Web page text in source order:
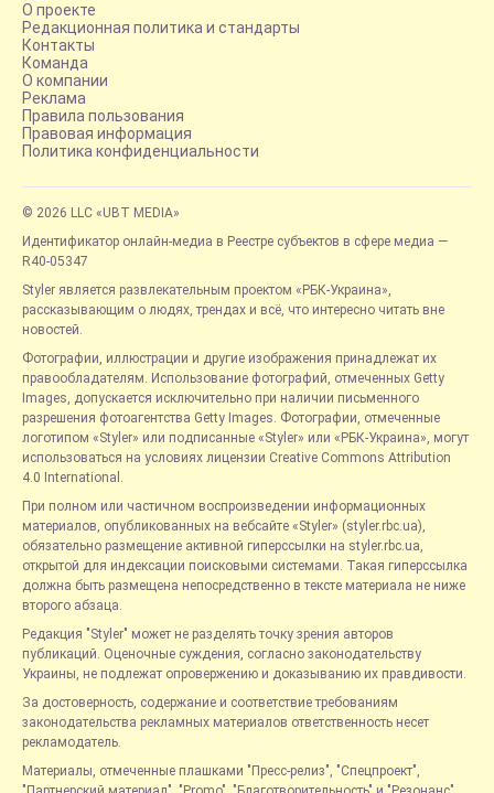
О проекте
Редакционная политика и стандарты
Контакты
Команда
О компании
Реклама
Правила пользования
Правовая информация
Политика конфиденциальности
© 2026 LLC «UBT MEDIA»
Идентификатор онлайн-медиа в Реестре субъектов в сфере медиа —
R40-05347
Styler является развлекательным проектом «РБК-Украина»,
рассказывающим о людях, трендах и всё, что интересно читать вне
новостей.
Фотографии, иллюстрации и другие изображения принадлежат их
правообладателям. Использование фотографий, отмеченных Getty
Images, допускается исключительно при наличии письменного
разрешения фотоагентства Getty Images. Фотографии, отмеченные
логотипом «Styler» или подписанные «Styler» или «РБК-Украина», могут
использоваться на условиях лицензии Creative Commons Attribution
4.0 International.
При полном или частичном воспроизведении информационных
материалов, опубликованных на вебсайте «Styler» (styler.rbc.ua),
обязательно размещение активной гиперссылки на styler.rbc.ua,
открытой для индексации поисковыми системами. Такая гиперссылка
должна быть размещена непосредственно в тексте материала не ниже
второго абзаца.
Редакция "Styler" может не разделять точку зрения авторов
публикаций. Оценочные суждения, согласно законодательству
Украины, не подлежат опровержению и доказыванию их правдивости.
За достоверность, содержание и соответствие требованиям
законодательства рекламных материалов ответственность несет
рекламодатель.
Материалы, отмеченные плашками "Пресс-релиз", "Спецпроект",